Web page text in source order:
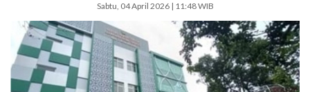
Sabtu, 04 April 2026 | 11:48 WIB